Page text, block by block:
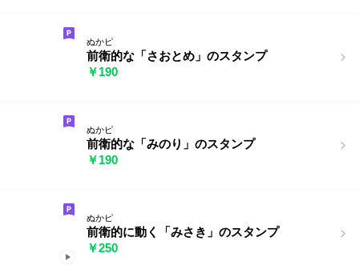
ぬかピ
前衛的な「さおとめ」のスタンプ
￥190
ぬかピ
前衛的な「みのり」のスタンプ
￥190
ぬかピ
前衛的に動く「みさき」のスタンプ
￥250